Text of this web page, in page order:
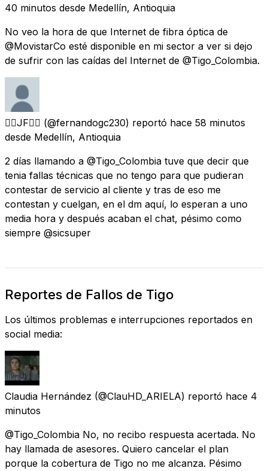
40 minutos desde Medellín, Antioquia
No veo la hora de que Internet de fibra óptica de
@MovistarCo esté disponible en mi sector a ver si dejo
de sufrir con las caídas del Internet de @Tigo_Colombia.
👉🏽JF👈🏽 (@fernandogc230) reportó hace 58 minutos
desde Medellín, Antioquia
2 días llamando a @Tigo_Colombia tuve que decir que
tenia fallas técnicas que no tengo para que pudieran
contestar de servicio al cliente y tras de eso me
contestan y cuelgan, en el dm aquí, lo esperan a uno
media hora y después acaban el chat, pésimo como
siempre @sicsuper
Reportes de Fallos de Tigo
Los últimos problemas e interrupciones reportados en
social media:
Claudia Hernández (@ClauHD_ARIELA) reportó hace 4
minutos
@Tigo_Colombia No, no recibo respuesta acertada. No
hay llamada de asesores. Quiero cancelar el plan
porque la cobertura de Tigo no me alcanza. Pésimo